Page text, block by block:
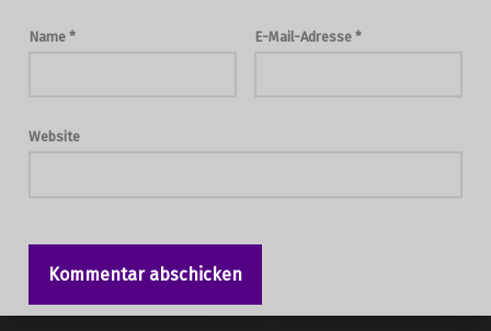
Name * E-Mail-Adresse *
Website